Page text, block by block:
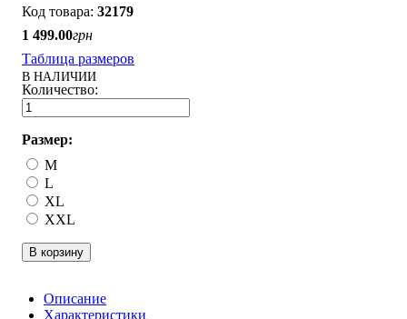
32179
1 499.00грн
Таблица размеров
В НАЛИЧИИ
Размер:
M
L
XL
XXL
В корзину
Описание
Характеристики